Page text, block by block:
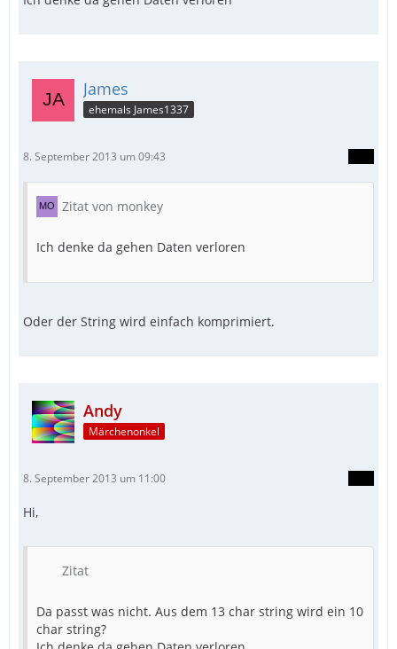
James
ehemals James1337
8. September 2013 um 09:43
Zitat von monkey
Ich denke da gehen Daten verloren
Oder der String wird einfach komprimiert.
Andy
Märchenonkel
8. September 2013 um 11:00
Hi,
Zitat
Da passt was nicht. Aus dem 13 char string wird ein 10
char string?